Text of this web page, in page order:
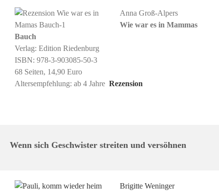
Anna Groß-Alpers
Wie war es in Mammas
Bauch
Verlag: Edition Riedenburg
ISBN: 978-3-903085-50-3
68 Seiten, 14,90 Euro
Altersempfehlung: ab 4 Jahre Rezension
Wenn sich Geschwister streiten und versöhnen
Brigitte Weninger